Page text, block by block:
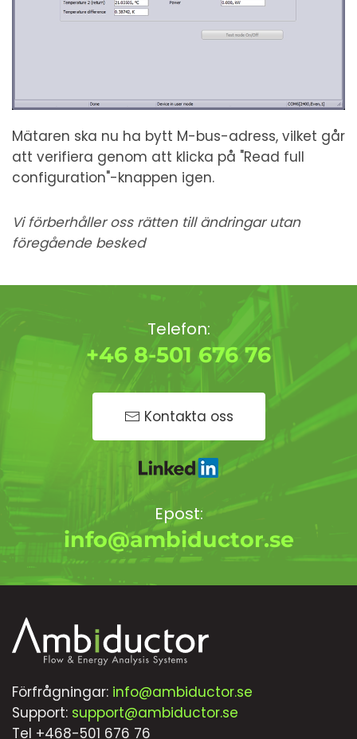
Mätaren ska nu ha bytt M-bus-adress, vilket går
att verifiera genom att klicka på "Read full
configuration"-knappen igen.
Vi förberhåller oss rätten till ändringar utan
föregående besked
Telefon:
+46 8-501 676 76
Kontakta oss
Epost:
info@ambiductor.se
Förfrågningar: info@ambiductor.se
Support: support@ambiductor.se
Tel +468-501 676 76